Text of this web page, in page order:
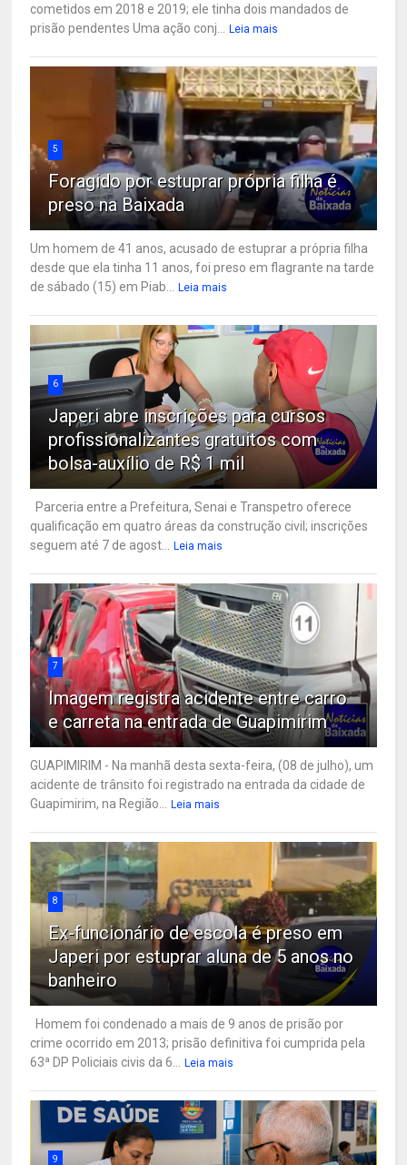
cometidos em 2018 e 2019; ele tinha dois mandados de
prisão pendentes Uma ação conj...
Leia mais
5
Foragido por estuprar própria filha é
preso na Baixada
Um homem de 41 anos, acusado de estuprar a própria filha
desde que ela tinha 11 anos, foi preso em flagrante na tarde
de sábado (15) em Piab...
Leia mais
6
Japeri abre inscrições para cursos
profissionalizantes gratuitos com
bolsa-auxílio de R$ 1 mil
Parceria entre a Prefeitura, Senai e Transpetro oferece
qualificação em quatro áreas da construção civil; inscrições
seguem até 7 de agost...
Leia mais
7
Imagem registra acidente entre carro
e carreta na entrada de Guapimirim
GUAPIMIRIM - Na manhã desta sexta-feira, (08 de julho), um
acidente de trânsito foi registrado na entrada da cidade de
Guapimirim, na Região...
Leia mais
8
Ex-funcionário de escola é preso em
Japeri por estuprar aluna de 5 anos no
banheiro
Homem foi condenado a mais de 9 anos de prisão por
crime ocorrido em 2013; prisão definitiva foi cumprida pela
63ª DP Policiais civis da 6...
Leia mais
9